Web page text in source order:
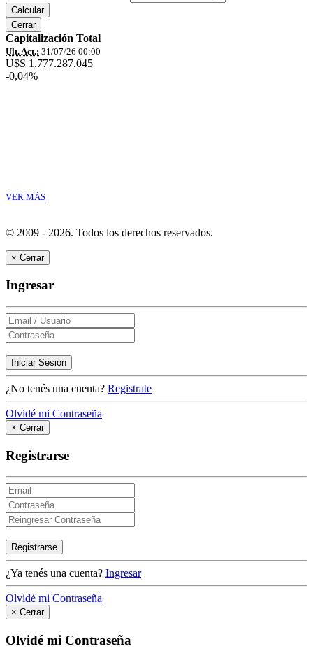
Calcular
Cerrar
Capitalización Total
Ult. Act.: 31/07/26 00:00
U$S 1.777.287.045
-0,04%
VER MÁS
© 2009 - 2026. Todos los derechos reservados.
× Cerrar
Ingresar
Iniciar Sesión
¿No tenés una cuenta? Registrate
Olvidé mi Contraseña
× Cerrar
Registrarse
Registrarse
¿Ya tenés una cuenta? Ingresar
Olvidé mi Contraseña
× Cerrar
Olvidé mi Contraseña